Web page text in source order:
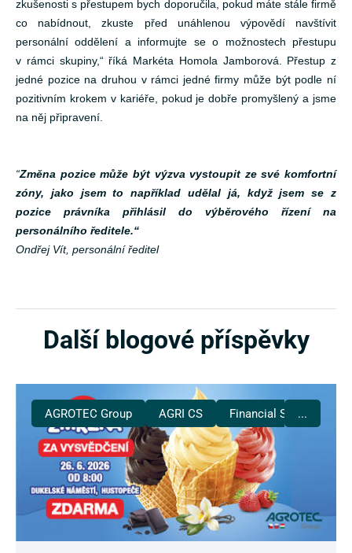
zkušenosti s přestupem bych doporučila, pokud máte stále firmě
co nabídnout, zkuste před unáhlenou výpovědí navštívit
personální oddělení a informujte se o možnostech přestupu
v rámci skupiny,“ říká Markéta Homola Jamborová. Přestup z
jedné pozice na druhou v rámci jedné firmy může být podle ní
pozitivním krokem v kariéře, pokud je dobře promyšlený a jsme
na něj připravení.
“Změna pozice může být výzva vystoupit ze své komfortní
zóny, jako jsem to například udělal já, když jsem se z
pozice právníka přihlásil do výběrového řízení na
personálního ředitele.“
Ondřej Vít, personální ředitel
Další blogové příspěvky
AGROTEC Group AGRI CS Financial Services
...